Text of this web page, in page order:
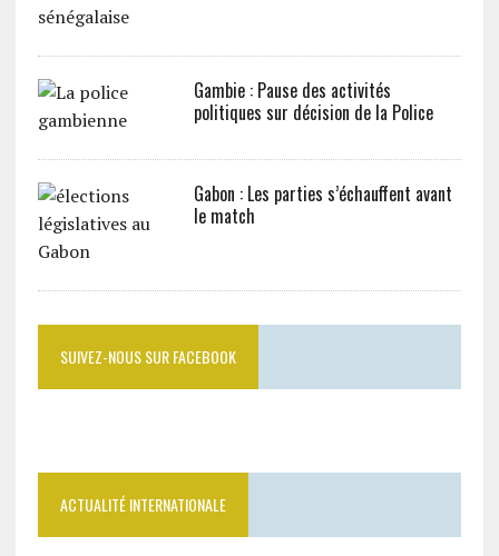
Gambie : Pause des activités
politiques sur décision de la Police
Gabon : Les parties s’échauffent avant
le match
SUIVEZ-NOUS SUR FACEBOOK
ACTUALITÉ INTERNATIONALE